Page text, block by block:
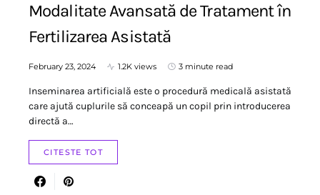
Modalitate Avansată de Tratament în
Fertilizarea Asistată
February 23, 2024 1.2K views 3 minute read
Inseminarea artificială este o procedură medicală asistată
care ajută cuplurile să conceapă un copil prin introducerea
directă a…
CITESTE TOT